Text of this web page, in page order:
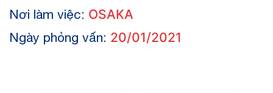
Nơi làm việc: OSAKA
Ngày phỏng vấn: 20/01/2021